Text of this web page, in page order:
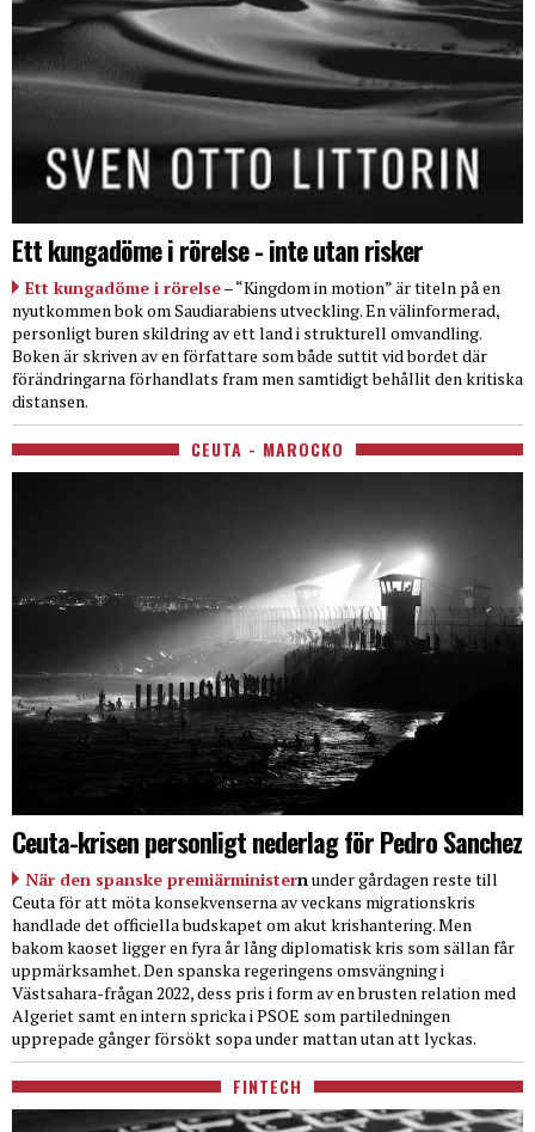
Ett kungadöme i rörelse - inte utan risker
Ett kungadöme i rörelse– “Kingdom in motion” är titeln på en
nyutkommen bok om Saudiarabiens utveckling. En välinformerad,
personligt buren skildring av ett land i strukturell omvandling.
Boken är skriven av en författare som både suttit vid bordet där
förändringarna förhandlats fram men samtidigt behållit den kritiska
distansen.
CEUTA - MAROCKO
Ceuta-krisen personligt nederlag för Pedro Sanchez
När den spanske premiärministernunder gårdagen reste till
Ceuta för att möta konsekvenserna av veckans migrationskris
handlade det officiella budskapet om akut krishantering. Men
bakom kaoset ligger en fyra år lång diplomatisk kris som sällan får
uppmärksamhet. Den spanska regeringens omsvängning i
Västsahara-frågan 2022, dess pris i form av en brusten relation med
Algeriet samt en intern spricka i PSOE som partiledningen
upprepade gånger försökt sopa under mattan utan att lyckas.
FINTECH